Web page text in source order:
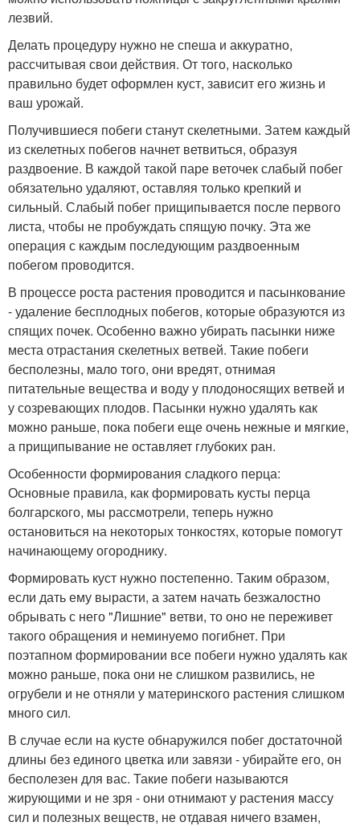
лезвий.
Делать процедуру нужно не спеша и аккуратно,
рассчитывая свои действия. От того, насколько
правильно будет оформлен куст, зависит его жизнь и
ваш урожай.
Получившиеся побеги станут скелетными. Затем каждый
из скелетных побегов начнет ветвиться, образуя
раздвоение. В каждой такой паре веточек слабый побег
обязательно удаляют, оставляя только крепкий и
сильный. Слабый побег прищипывается после первого
листа, чтобы не пробуждать спящую почку. Эта же
операция с каждым последующим раздвоенным
побегом проводится.
В процессе роста растения проводится и пасынкование
- удаление бесплодных побегов, которые образуются из
спящих почек. Особенно важно убирать пасынки ниже
места отрастания скелетных ветвей. Такие побеги
бесполезны, мало того, они вредят, отнимая
питательные вещества и воду у плодоносящих ветвей и
у созревающих плодов. Пасынки нужно удалять как
можно раньше, пока побеги еще очень нежные и мягкие,
а прищипывание не оставляет глубоких ран.
Особенности формирования сладкого перца:
Основные правила, как формировать кусты перца
болгарского, мы рассмотрели, теперь нужно
остановиться на некоторых тонкостях, которые помогут
начинающему огороднику.
Формировать куст нужно постепенно. Таким образом,
если дать ему вырасти, а затем начать безжалостно
обрывать с него "Лишние" ветви, то оно не переживет
такого обращения и неминуемо погибнет. При
поэтапном формировании все побеги нужно удалять как
можно раньше, пока они не слишком развились, не
огрубели и не отняли у материнского растения слишком
много сил.
В случае если на кусте обнаружился побег достаточной
длины без единого цветка или завязи - убирайте его, он
бесполезен для вас. Такие побеги называются
жирующими и не зря - они отнимают у растения массу
сил и полезных веществ, не отдавая ничего взамен,